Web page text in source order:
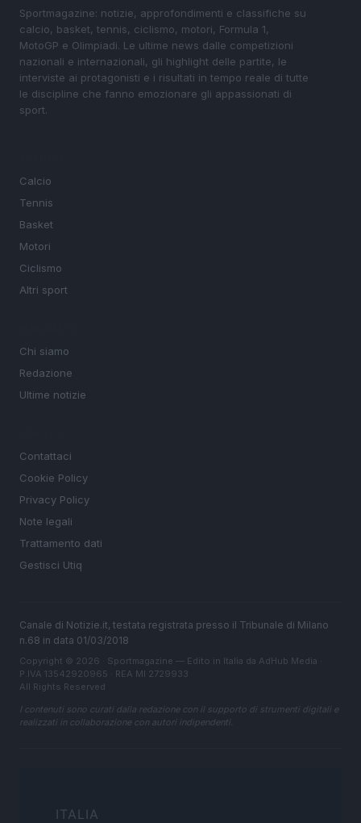
Sportmagazine: notizie, approfondimenti e classifiche su
calcio, basket, tennis, ciclismo, motori, Formula 1,
MotoGP e Olimpiadi. Le ultime news dalle competizioni
nazionali e internazionali, gli highlight delle partite, le
interviste ai protagonisti e i risultati in tempo reale di tutte
le discipline che fanno emozionare gli appassionati di
sport.
Calcio
Tennis
Basket
Motori
Ciclismo
Altri sport
Chi siamo
Redazione
Ultime notizie
Contattaci
Cookie Policy
Privacy Policy
Note legali
Trattamento dati
Gestisci Utiq
Canale di Notizie.it, testata registrata presso il Tribunale di Milano
n.68 in data 01/03/2018
Copyright © 2026 · Sportmagazine — Edito in Italia da AdHub Media
P.IVA 13542920965 · REA MI 2729933
All Rights Reserved
I contenuti sono curati dalla redazione con il supporto di strumenti digitali e
realizzati in collaborazione con autori indipendenti.
ITALIA